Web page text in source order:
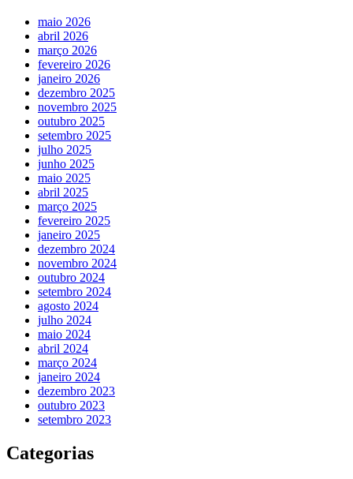
maio 2026
abril 2026
março 2026
fevereiro 2026
janeiro 2026
dezembro 2025
novembro 2025
outubro 2025
setembro 2025
julho 2025
junho 2025
maio 2025
abril 2025
março 2025
fevereiro 2025
janeiro 2025
dezembro 2024
novembro 2024
outubro 2024
setembro 2024
agosto 2024
julho 2024
maio 2024
abril 2024
março 2024
janeiro 2024
dezembro 2023
outubro 2023
setembro 2023
Categorias